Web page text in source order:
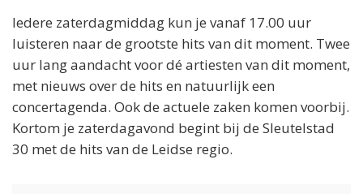
Iedere zaterdagmiddag kun je vanaf 17.00 uur
luisteren naar de grootste hits van dit moment. Twee
uur lang aandacht voor dé artiesten van dit moment,
met nieuws over de hits en natuurlijk een
concertagenda. Ook de actuele zaken komen voorbij.
Kortom je zaterdagavond begint bij de Sleutelstad
30 met de hits van de Leidse regio.